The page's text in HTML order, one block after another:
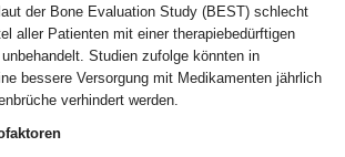
der Bone Evaluation Study (BEST) schlecht
aller Patienten mit einer therapiebedürftigen
Studien zufolge könnten in
bessere Versorgung mit Medikamenten jährlich
verhindert werden.